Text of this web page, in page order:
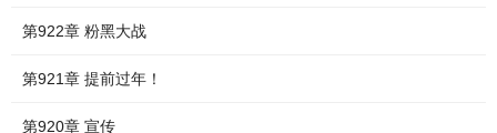
第922章 粉黑大战
第921章 提前过年！
第920章 宣传